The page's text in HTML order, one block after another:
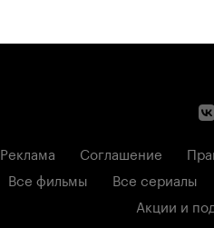
Реклама Соглашение
Все фильмы
Все сериалы
Акции и